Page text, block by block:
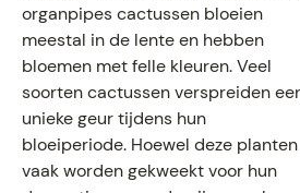
organpipes cactussen bloeien
meestal in de lente en hebben
bloemen met felle kleuren. Veel
soorten cactussen verspreiden
unieke geur tijdens hun
bloeiperiode. Hoewel deze planten
vaak worden gekweekt voor hun